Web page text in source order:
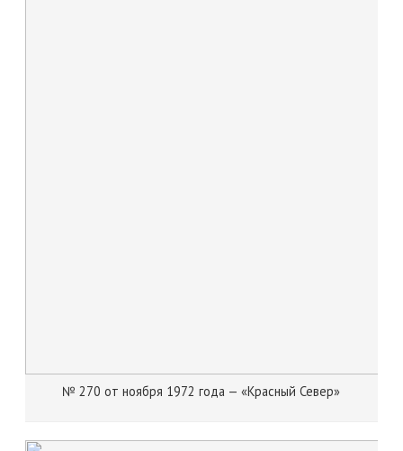
№ 270 от ноября 1972 года — «Красный Север»